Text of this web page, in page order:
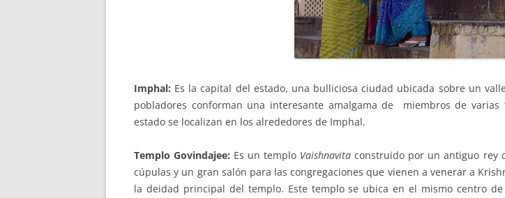
Imphal: Es la capital del estado, una bulliciosa ciudad ubicada sobre un
pobladores conforman una interesante amalgama de miembros de
estado se localizan en los alrededores de Imphal.
Templo Govindajee: Es un templo Vaishnavita construido por un antiguo rey
cúpulas y un gran salón para las congregaciones que vienen a venerar a
la deidad principal del templo. Este templo se ubica en el mismo centro